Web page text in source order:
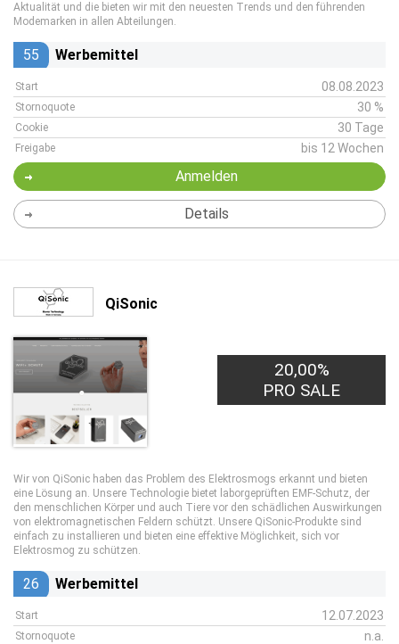
Aktualität und die bieten wir mit den neuesten Trends und den führenden
Modemarken in allen Abteilungen.
55 Werbemittel
Start 08.08.2023
Stornoquote 30 %
Cookie 30 Tage
Freigabe bis 12 Wochen
Anmelden
Details
QiSonic
20,00%
PRO SALE
Wir von QiSonic haben das Problem des Elektrosmogs erkannt und bieten
eine Lösung an. Unsere Technologie bietet laborgeprüften EMF-Schutz, der
den menschlichen Körper und auch Tiere vor den schädlichen Auswirkungen
von elektromagnetischen Feldern schützt. Unsere QiSonic-Produkte sind
einfach zu installieren und bieten eine effektive Möglichkeit, sich vor
Elektrosmog zu schützen.
26 Werbemittel
Start 12.07.2023
Stornoquote n.a.